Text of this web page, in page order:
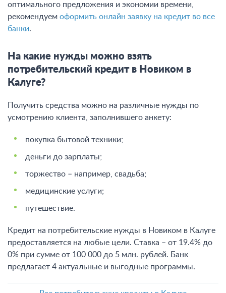
оптимального предложения и экономии времени,
рекомендуем оформить онлайн заявку на кредит во все
банки.
На какие нужды можно взять
потребительский кредит в Новиком в
Калуге?
Получить средства можно на различные нужды по
усмотрению клиента, заполнившего анкету:
покупка бытовой техники;
деньги до зарплаты;
торжество – например, свадьба;
медицинские услуги;
путешествие.
Кредит на потребительские нужды в Новиком в Калуге
предоставляется на любые цели. Ставка – от 19.4% до
0% при сумме от 100 000 до 5 млн. рублей. Банк
предлагает 4 актуальные и выгодные программы.